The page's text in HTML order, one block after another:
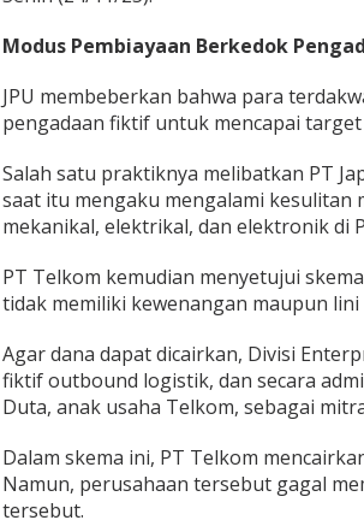
g
p
P
l
a
K
o
u
p
B
e
r
l
n
Modus Pembiayaan Berkedok
JPU membeberkan bahwa para
pengadaan fiktif untuk mencapai
Salah satu praktiknya melibatkan PT
saat itu mengaku mengalami kesulitan
mekanikal, elektrikal, dan elektronik di
PT Telkom kemudian menyetujui
tidak memiliki kewenangan maupun
Agar dana dapat dicairkan, Divisi
fiktif outbound logistik, dan secara
Duta, anak usaha Telkom, sebagai
Dalam skema ini, PT Telkom
Namun, perusahaan tersebut gagal
tersebut.